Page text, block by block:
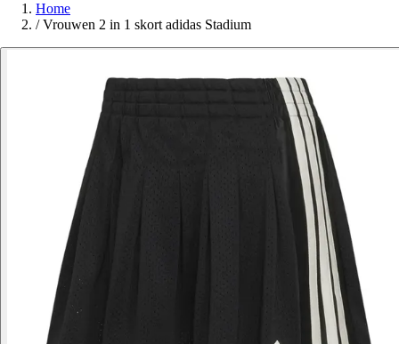
Home
/ Vrouwen 2 in 1 skort adidas Stadium